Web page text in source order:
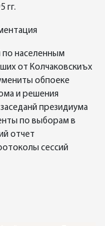
гг.
населенным
от Колчаковскиъх
обпоеке
и решения
президиума
по выборам в
отчет
сессий